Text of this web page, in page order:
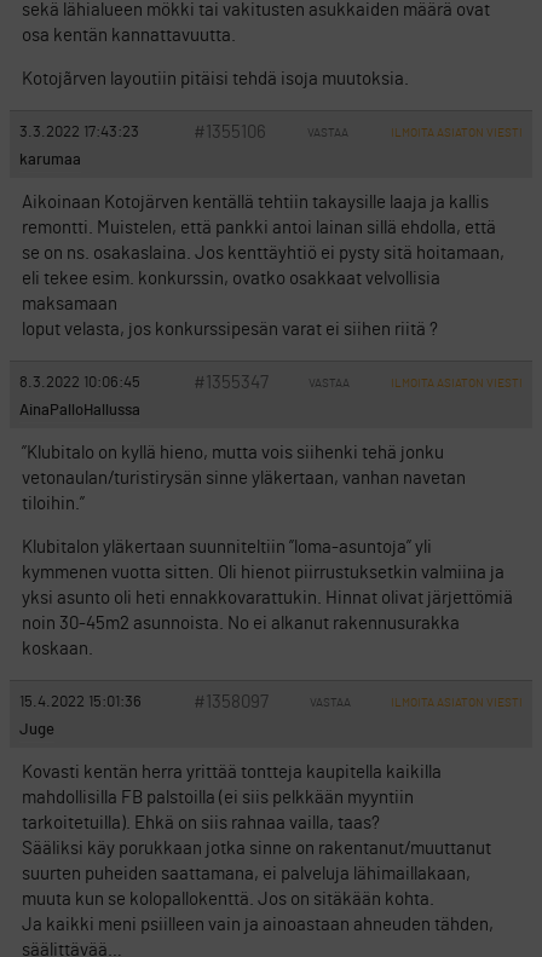
sekä lähialueen mökki tai vakitusten asukkaiden määrä ovat
osa kentän kannattavuutta.
Kotojãrven layoutiin pitäisi tehdä isoja muutoksia.
3.3.2022 17:43:23 #1355106 VASTAA ILMOITA ASIATON VIESTI
karumaa
Aikoinaan Kotojärven kentällä tehtiin takaysille laaja ja kallis
remontti. Muistelen, että pankki antoi lainan sillä ehdolla, että
se on ns. osakaslaina. Jos kenttäyhtiö ei pysty sitä hoitamaan,
eli tekee esim. konkurssin, ovatko osakkaat velvollisia
maksamaan
loput velasta, jos konkurssipesän varat ei siihen riitä ?
8.3.2022 10:06:45 #1355347 VASTAA ILMOITA ASIATON VIESTI
AinaPalloHallussa
”Klubitalo on kyllä hieno, mutta vois siihenki tehä jonku
vetonaulan/turistirysän sinne yläkertaan, vanhan navetan
tiloihin.”
Klubitalon yläkertaan suunniteltiin ”loma-asuntoja” yli
kymmenen vuotta sitten. Oli hienot piirrustuksetkin valmiina ja
yksi asunto oli heti ennakkovarattukin. Hinnat olivat järjettömiä
noin 30-45m2 asunnoista. No ei alkanut rakennusurakka
koskaan.
15.4.2022 15:01:36 #1358097 VASTAA ILMOITA ASIATON VIESTI
Juge
Kovasti kentän herra yrittää tontteja kaupitella kaikilla
mahdollisilla FB palstoilla (ei siis pelkkään myyntiin
tarkoitetuilla). Ehkä on siis rahnaa vailla, taas?
Sääliksi käy porukkaan jotka sinne on rakentanut/muuttanut
suurten puheiden saattamana, ei palveluja lähimaillakaan,
muuta kun se kolopallokenttä. Jos on sitäkään kohta.
Ja kaikki meni psiilleen vain ja ainoastaan ahneuden tähden,
säälittävää…